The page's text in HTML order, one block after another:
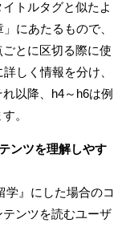
トルタグと似たよ
にあたるもので、
とに区切る際に使
しく情報を分け、
以降、h4～h6は例
。
ンツを理解しやす
学』にした場合のコ
ンツを読むユーザ